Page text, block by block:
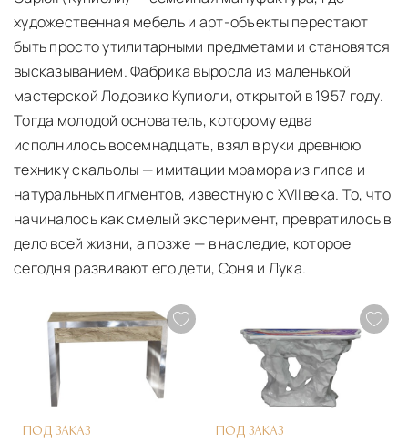
художественная мебель и арт-объекты перестают
быть просто утилитарными предметами и становятся
высказыванием. Фабрика выросла из маленькой
мастерской Лодовико Купиоли, открытой в 1957 году.
Тогда молодой основатель, которому едва
исполнилось восемнадцать, взял в руки древнюю
технику скальолы — имитации мрамора из гипса и
натуральных пигментов, известную с XVII века. То, что
начиналось как смелый эксперимент, превратилось в
дело всей жизни, а позже — в наследие, которое
сегодня развивают его дети, Соня и Лука.
ПОД ЗАКАЗ ПОД ЗАКАЗ